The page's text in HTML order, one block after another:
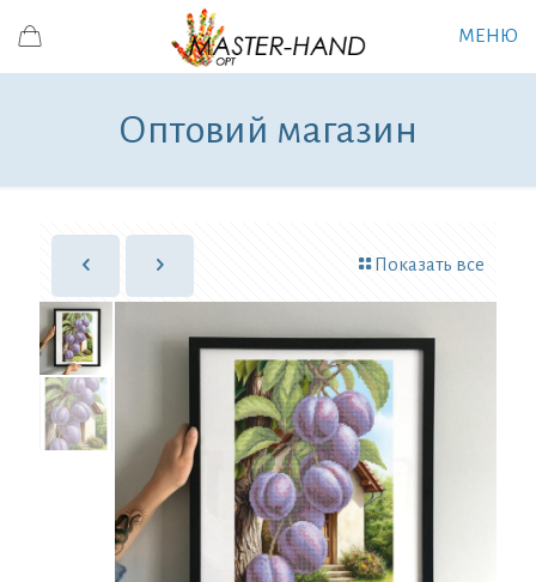
МЕНЮ
Оптовий магазин
Показать все